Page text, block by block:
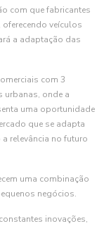
com que fabricantes
veículos
a adaptação das
com 3
urbanas, onde a
uma oportunidade
que se adapta
relevância no futuro
uma combinação
negócios.
inovações,